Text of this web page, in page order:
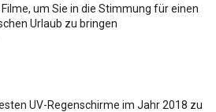
um Sie in die Stimmung für einen
Urlaub zu bringen
UV-Regenschirme im Jahr 2018 zu